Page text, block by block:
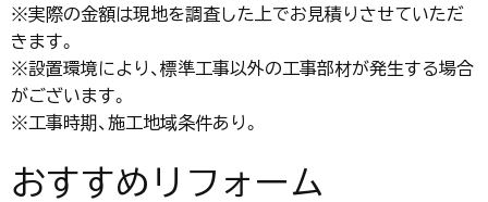
※実際の金額は現地を調査した上でお見積りさせていただ
きます。
※設置環境により、標準工事以外の工事部材が発生する場合
がございます。
※工事時期、施工地域条件あり。
おすすめリフォーム